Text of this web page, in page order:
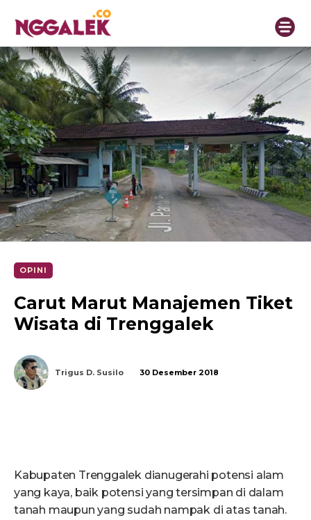
OPINI
Carut Marut Manajemen Tiket
Wisata di Trenggalek
Trigus D. Susilo 30 Desember 2018
Kabupaten Trenggalek dianugerahi potensi alam
yang kaya, baik potensi yang tersimpan di dalam
tanah maupun yang sudah nampak di atas tanah.